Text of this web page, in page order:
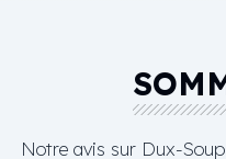
Notre avis sur Dux-